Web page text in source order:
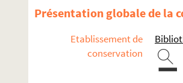
Présentation globale de la
Etablissement de
conservation
Ms 1553-5-1084 à Ms
Ms 1553-5-1110 à Ms
Ms 1553-5-1150 à Ms